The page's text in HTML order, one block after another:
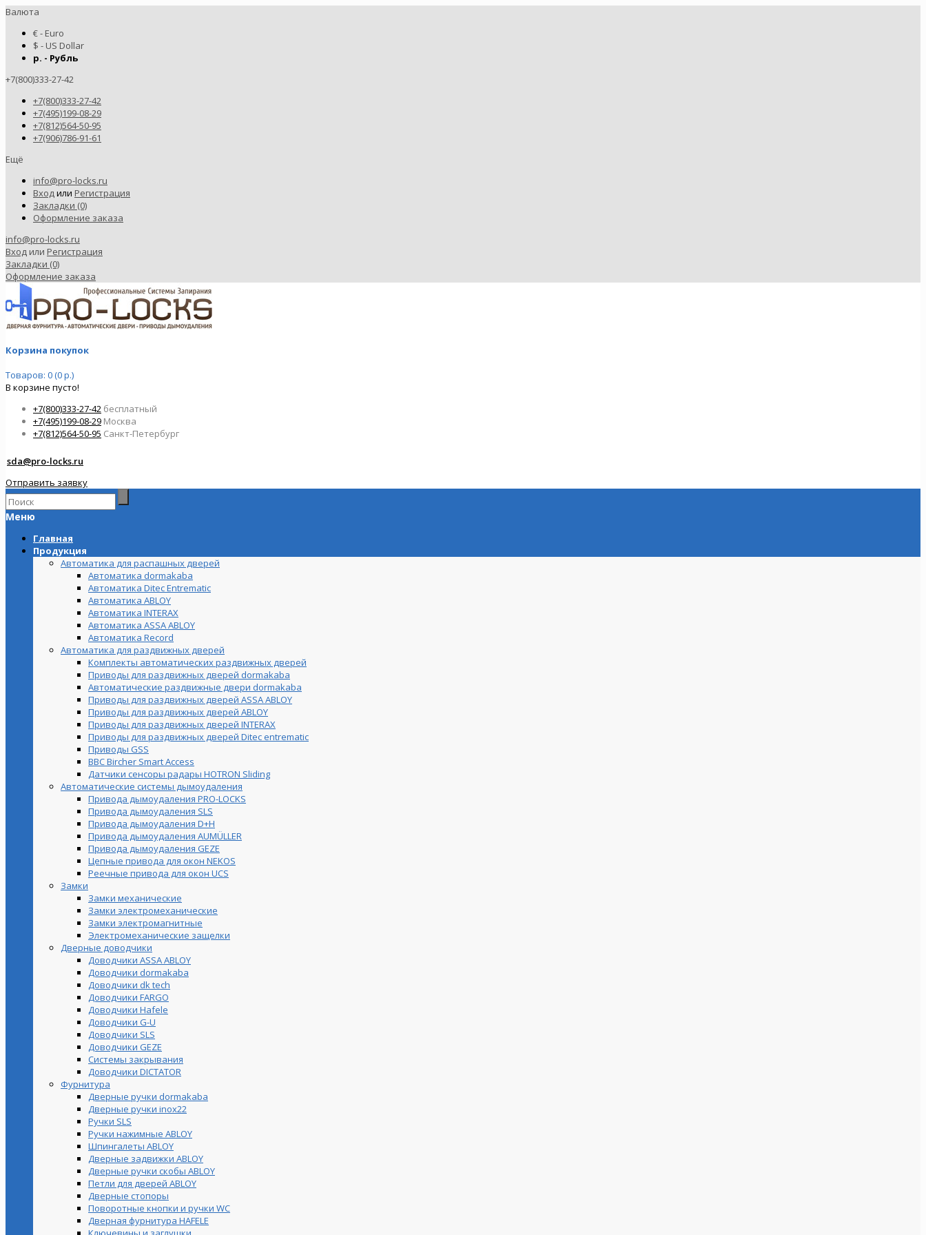
Валюта
€ - Euro
$ - US Dollar
р. - Рубль
+7(800)333-27-42
+7(800)333-27-42
+7(495)199-08-29
+7(812)564-50-95
+7(906)786-91-61
Ещё
info@pro-locks.ru
Входили Регистрация
Закладки (0)
Оформление заказа
info@pro-locks.ru
Вход или Регистрация
Закладки (0)
Оформление заказа
Корзина покупок
Товаров: 0 (0 р.)
В корзине пусто!
+7(800)333-27-42 бесплатный
+7(495)199-08-29 Москва
+7(812)564-50-95 Санкт-Петербург
sda@pro-locks.ru
Отправить заявку
Меню
Главная
Продукция
Автоматика для распашных дверей
Автоматика dormakaba
Автоматика Ditec Entrematic
Автоматика ABLOY
Автоматика INTERAX
Автоматика ASSA ABLOY
Автоматика Record
Автоматика для раздвижных дверей
Комплекты автоматических раздвижных дверей
Приводы для раздвижных дверей dormakaba
Автоматические раздвижные двери dormakaba
Приводы для раздвижных дверей ASSA ABLOY
Приводы для раздвижных дверей ABLOY
Приводы для раздвижных дверей INTERAX
Приводы для раздвижных дверей Ditec entrematic
Приводы GSS
BBC Bircher Smart Access
Датчики сенсоры радары HOTRON Sliding
Автоматические системы дымоудаления
Привода дымоудаления PRO-LOCKS
Привода дымоудаления SLS
Привода дымоудаления D+H
Привода дымоудаления AUMÜLLER
Привода дымоудаления GEZE
Цепные привода для окон NEKOS
Реечные привода для окон UСS
Замки
Замки механические
Замки электромеханические
Замки электромагнитные
Электромеханические защелки
Дверные доводчики
Доводчики ASSA ABLOY
Доводчики dormakaba
Доводчики dk tech
Доводчики FARGO
Доводчики Hafele
Доводчики G-U
Доводчики SLS
Доводчики GEZE
Cистемы закрывания
Доводчики DICTATOR
Фурнитура
Дверные ручки dormakaba
Дверные ручки inox22
Ручки SLS
Ручки нажимные ABLOY
Шпингалеты ABLOY
Дверные задвижки ABLOY
Дверные ручки скобы ABLOY
Петли для дверей ABLOY
Дверные стопоры
Поворотные кнопки и ручки WC
Дверная фурнитура HAFELE